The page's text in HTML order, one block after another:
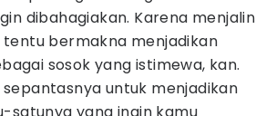
dibahagiakan. Karena menjalin
bermakna menjadikan
sosok yang istimewa, kan.
sepantasnya untuk menjadikan